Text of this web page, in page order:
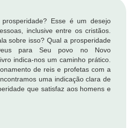
Esse é um desejo
inclusive entre os cristãos.
sobre isso? Qual a prosperidade
para Seu povo no Novo
indica-nos um caminho prático.
de reis e profetas com a
uma indicação clara de
que satisfaz aos homens e